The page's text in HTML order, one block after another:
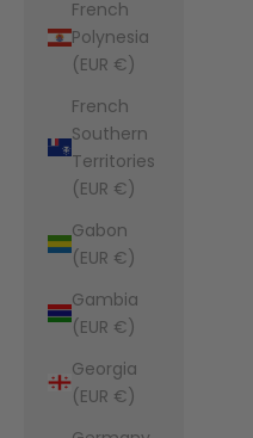
French
Polynesia
(EUR €)
French
Southern
Territories
(EUR €)
Gabon
(EUR €)
Gambia
(EUR €)
Georgia
(EUR €)